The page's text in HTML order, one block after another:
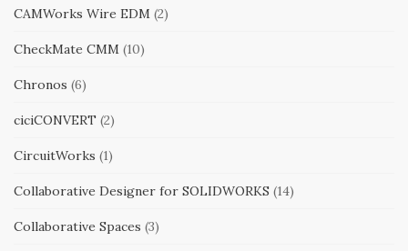
CAMWorks Wire EDM (2)
CheckMate CMM (10)
Chronos (6)
ciciCONVERT (2)
CircuitWorks (1)
Collaborative Designer for SOLIDWORKS (14)
Collaborative Spaces (3)